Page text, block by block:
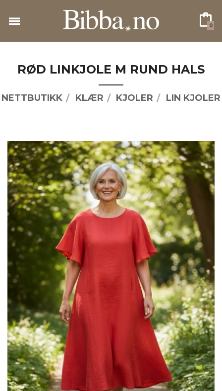
0
RØD LINKJOLE M RUND HALS
NETTBUTIKK KLÆR KJOLER LIN KJOLER